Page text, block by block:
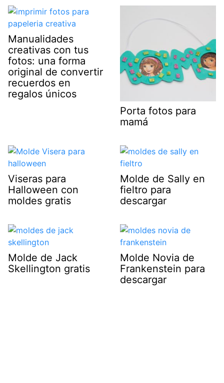
Manualidades
creativas con tus
fotos: una forma
original de convertir
recuerdos en
regalos únicos
Porta fotos para
mamá
Viseras para
Halloween con
moldes gratis
Molde de Sally en
fieltro para
descargar
Molde de Jack
Skellington gratis
Molde Novia de
Frankenstein para
descargar